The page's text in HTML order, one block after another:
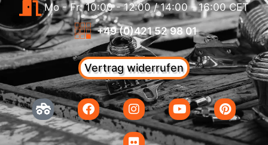
Mo - Fr: 10:00 - 12:00 / 14:00 - 16:00 CET
+49 (0)421 52 98 01
Vertrag widerrufen